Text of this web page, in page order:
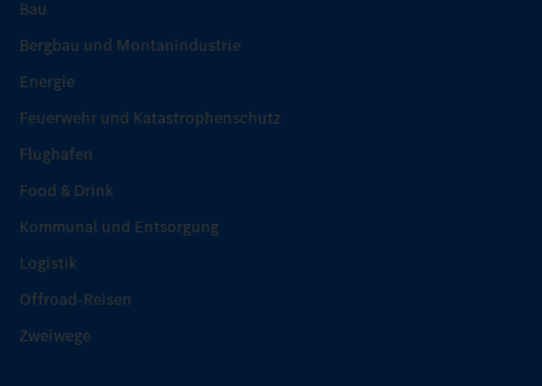
Bau
Bergbau und Montanindustrie
Energie
Feuerwehr und Katastrophenschutz
Flughafen
Food & Drink
Kommunal und Entsorgung
Logistik
Offroad-Reisen
Zweiwege